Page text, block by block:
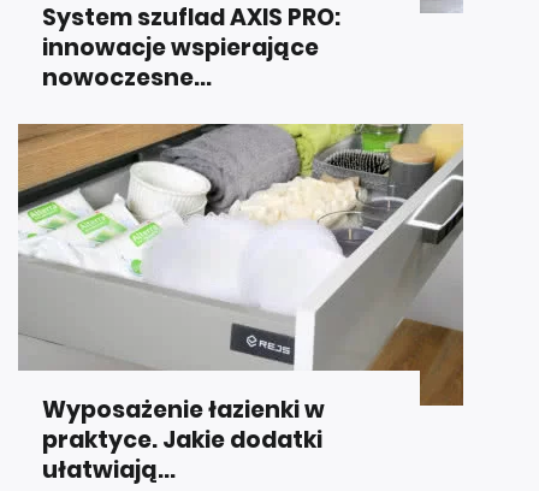
System szuflad AXIS PRO:
innowacje wspierające
nowoczesne...
Wyposażenie łazienki w
praktyce. Jakie dodatki
ułatwiają...